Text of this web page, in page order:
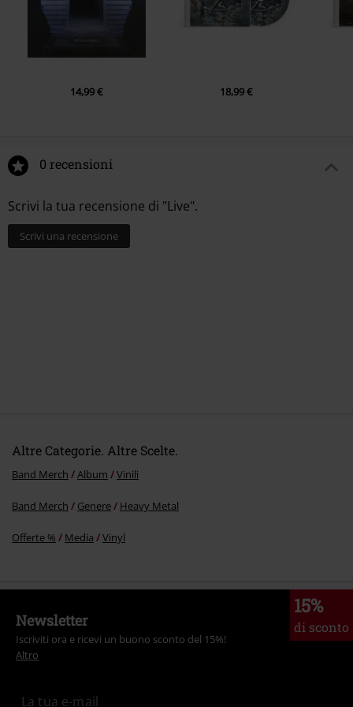
14,99 € 18,99 €
0 recensioni
Scrivi la tua recensione di "Live".
Scrivi una recensione
Altre Categorie. Altre Scelte.
Band Merch Album Vinili
Band Merch Genere Heavy Metal
Offerte % Media Vinyl
15%
di sconto
Newsletter
Iscriviti ora e ricevi un buono sconto del 15%!
Altro